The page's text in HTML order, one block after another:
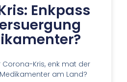
Enkpass
Corona-Kris, enk mat der
am Land?